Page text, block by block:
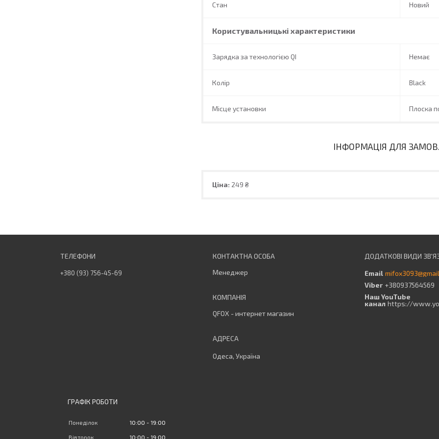
Стан Новий
Користувальницькі характеристики
Зарядка за технологією QI Немає
Колір Black
Місце установки Плоска
ІНФОРМАЦІЯ ДЛЯ
Ціна: 249 ₴
+380 (93) 756-45-69 Менеджер
QFOX - интернет магазин
Одеса, Україна
+380937564569
Наш YouTube
канал https://
ГРАФІК РОБОТИ
Понеділок 10:00 19:00
Вівторок 10:00 19:00